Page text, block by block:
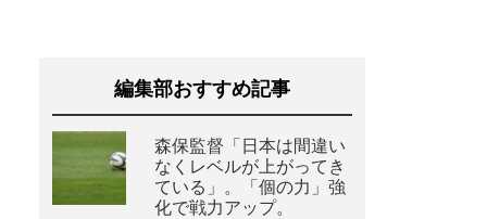
編集部おすすめ記事
森保監督「日本は間違い
なくレベルが上がってき
ている」。「個の力」強
化で戦力アップ。